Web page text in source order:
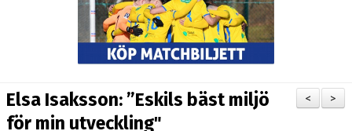
BILDGALLERI
>
<
Elsa Isaksson: ”Eskils bäst miljö
för min utveckling"